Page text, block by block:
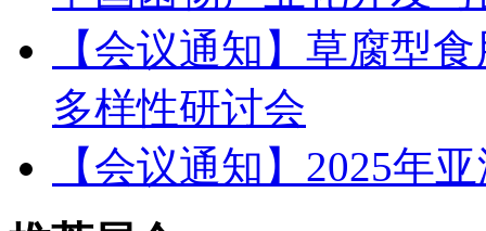
【会议通知】草腐型
多样性研讨会
【会议通知】2025年